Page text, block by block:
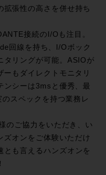
拡張性の高さを併せ持ち
接続のI/Oも注目。
回線を持ち、I/Oボック
タリングが可能。ASIOが
もダイレクトモニタリ
ンシーは3msと優秀、最
スペックを持つ業務レ
のご協力をいただき、い
ズオンをご体験いただけ
とも言えるハンズオンを